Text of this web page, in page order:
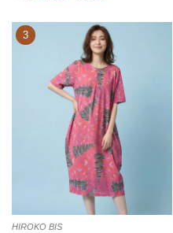
3
HIROKO BIS